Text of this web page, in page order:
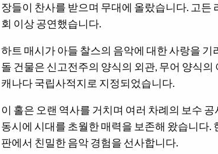
장들이 찬사를 받으며 무대에 올랐습니다. 고든
회 이상 공연했습니다.
하트 매시가 아들 찰스의 음악에 대한 사랑을
돌 건물은 신고전주의 양식의 외관, 무어 양식
캐나다 국립사적지로 지정되었습니다.
이 홀은 오랜 역사를 거치며 여러 차례의 보수
동시에 시대를 초월한 매력을 보존해 왔습니다.
판에서 친밀한 음악 경험을 선사합니다.